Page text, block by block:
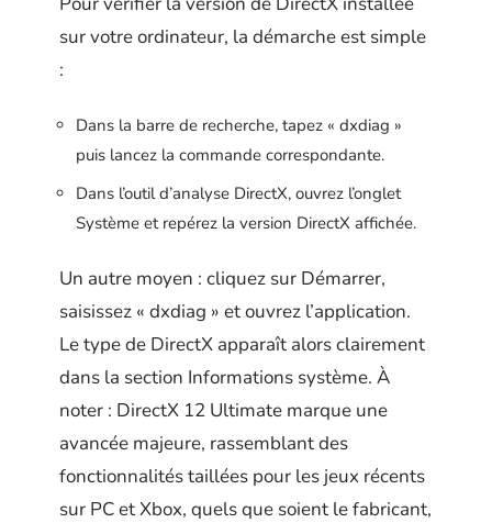
sur votre ordinateur, la démarche est simple
:
Dans la barre de recherche, tapez « dxdiag »
puis lancez la commande correspondante.
Dans l’outil d’analyse DirectX, ouvrez l’onglet
Système et repérez la version DirectX affichée.
Un autre moyen : cliquez sur Démarrer,
saisissez « dxdiag » et ouvrez l’application.
Le type de DirectX apparaît alors clairement
dans la section Informations système. À
noter : DirectX 12 Ultimate marque une
avancée majeure, rassemblant des
fonctionnalités taillées pour les jeux récents
sur PC et Xbox, quels que soient le fabricant,